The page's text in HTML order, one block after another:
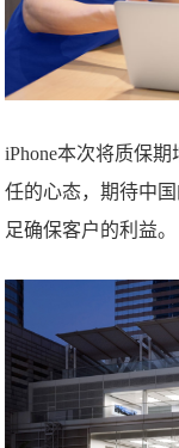
iPhone本次将质保
任的心态，期待中
足确保客户的利益。